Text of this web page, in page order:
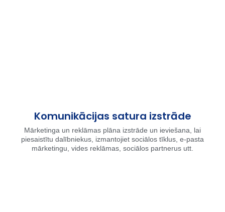
Komunikācijas satura izstrāde
Mārketinga un reklāmas plāna izstrāde un ieviešana, lai
piesaistītu dalībniekus, izmantojiet sociālos tīklus, e-pasta
mārketingu, vides reklāmas, sociālos partnerus utt.